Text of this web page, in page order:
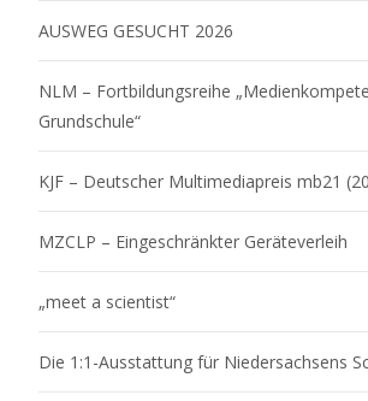
AUSWEG GESUCHT 2026
NLM – Fortbildungsreihe
Grundschule“
KJF – Deutscher Multimediapreis mb21
MZCLP – Eingeschränkter Geräteverleih
„meet a scientist“
Die 1:1-Ausstattung für Niedersachsens